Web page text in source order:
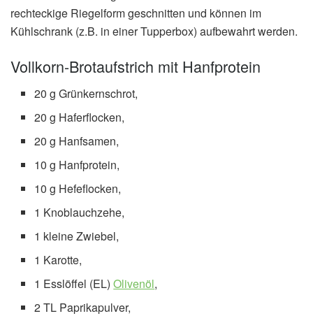
rechteckige Riegelform geschnitten und können im
Kühlschrank (z.B. in einer Tupperbox) aufbewahrt werden.
Vollkorn-Brotaufstrich mit Hanfprotein
20 g Grünkernschrot,
20 g Haferflocken,
20 g Hanfsamen,
10 g Hanfprotein,
10 g Hefeflocken,
1 Knoblauchzehe,
1 kleine Zwiebel,
1 Karotte,
1 Esslöffel (EL)Olivenöl,
2 TL Paprikapulver,